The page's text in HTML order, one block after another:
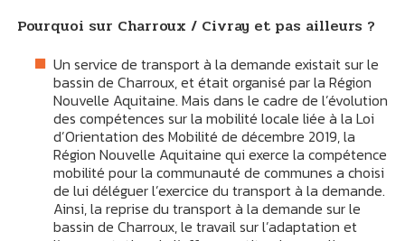
Pourquoi sur Charroux / Civray et pas ailleurs ?
Un service de transport à la demande existait sur le
bassin de Charroux, et était organisé par la Région
Nouvelle Aquitaine. Mais dans le cadre de l’évolution
des compétences sur la mobilité locale liée à la Loi
d’Orientation des Mobilité de décembre 2019, la
Région Nouvelle Aquitaine qui exerce la compétence
mobilité pour la communauté de communes a choisi
de lui déléguer l’exercice du transport à la demande.
Ainsi, la reprise du transport à la demande sur le
bassin de Charroux, le travail sur l’adaptation et